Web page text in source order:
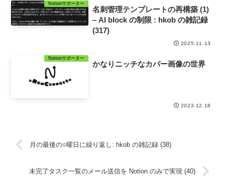
Notionサポーター
名刺管理テンプレートの再構築 (1)
– AI block の制限 : hkob の雑記録
(317)
2025.11.13
Notionサポーター
かなりニッチなカバー画像の世界
2023.12.18
月の最後の○曜日に繰り返し: hkob の雑記録 (38)
未完了タスク一覧のメール送信を Notion のみで実現 (40)